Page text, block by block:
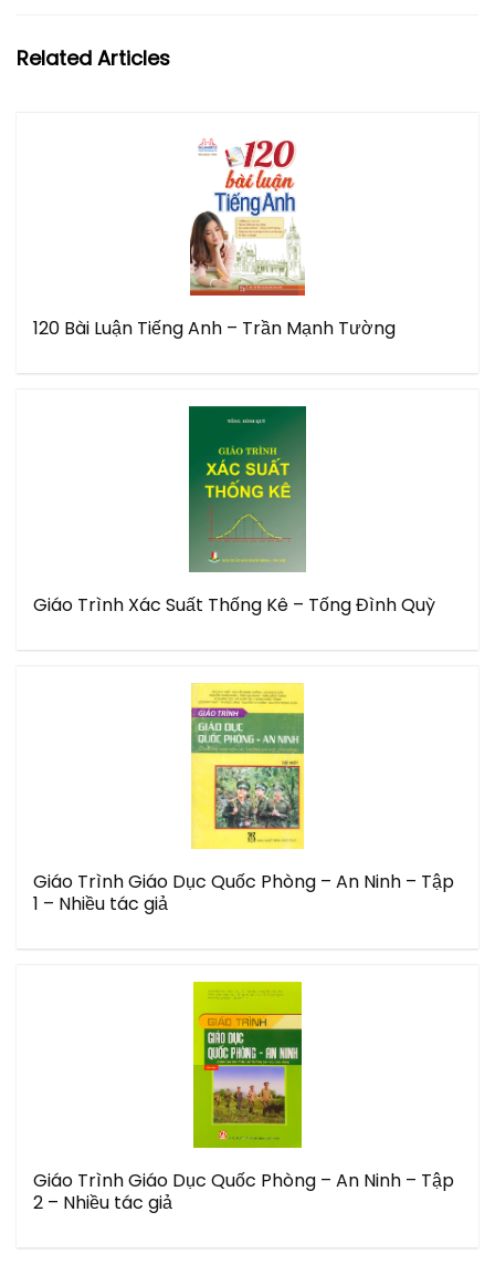
Related Articles
120 Bài Luận Tiếng Anh – Trần Mạnh Tường
Giáo Trình Xác Suất Thống Kê – Tống Đình Quỳ
Giáo Trình Giáo Dục Quốc Phòng – An Ninh – Tập
1 – Nhiều tác giả
Giáo Trình Giáo Dục Quốc Phòng – An Ninh – Tập
2 – Nhiều tác giả